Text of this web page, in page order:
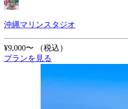
沖縄マリンスタジオ
¥9,000〜
（税込）
プランを見る